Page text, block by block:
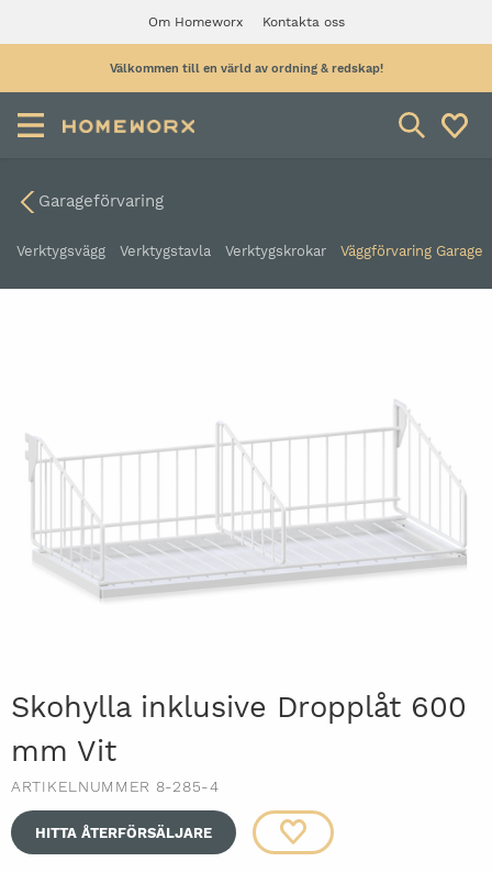
Om Homeworx Kontakta oss
Välkommen till en värld av ordning & redskap!
Garageförvaring
Verktygsvägg Verktygstavla Verktygskrokar Väggförvaring Garage
Skohylla inklusive Dropplåt 600
mm Vit
ARTIKELNUMMER 8-285-4
HITTA ÅTERFÖRSÄLJARE